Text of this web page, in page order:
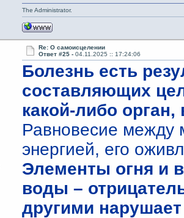
The Administrator.
Re: О самоисцелении
Ответ #25 -04.11.2025 :: 17:24:06
Болезнь есть
составляющих
какой-либо
Равновесие между
энергией, его
Элементы огня и
воды –
другими